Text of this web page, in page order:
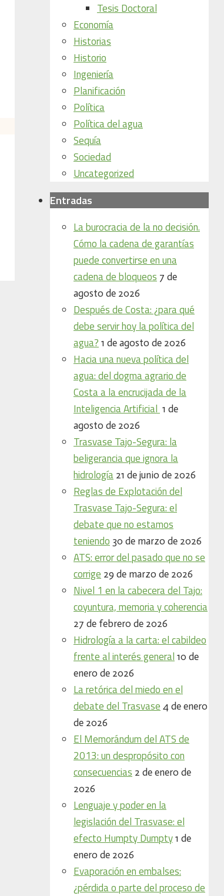
Tesis Doctoral
Economía
Historias
Historio
Ingeniería
Planificación
Política
Política del agua
Sequía
Sociedad
Uncategorized
Entradas
La burocracia de la no decisión.
Cómo la cadena de garantías
puede convertirse en una
cadena de bloqueos 7 de
agosto de 2026
Después de Costa: ¿para qué
debe servir hoy la política del
agua? 1 de agosto de 2026
Hacia una nueva política del
agua: del dogma agrario de
Costa a la encrucijada de la
Inteligencia Artificial 1 de
agosto de 2026
Trasvase Tajo-Segura: la
beligerancia que ignora la
hidrología 21 de junio de 2026
Reglas de Explotación del
Trasvase Tajo-Segura: el
debate que no estamos
teniendo 30 de marzo de 2026
ATS: error del pasado que no se
corrige 29 de marzo de 2026
Nivel 1 en la cabecera del Tajo:
coyuntura, memoria y coherencia
27 de febrero de 2026
Hidrología a la carta: el cabildeo
frente al interés general 10 de
enero de 2026
La retórica del miedo en el
debate del Trasvase 4 de enero
de 2026
El Memorándum del ATS de
2013: un despropósito con
consecuencias 2 de enero de
2026
Lenguaje y poder en la
legislación del Trasvase: el
efecto Humpty Dumpty 1 de
enero de 2026
Evaporación en embalses:
¿pérdida o parte del proceso de